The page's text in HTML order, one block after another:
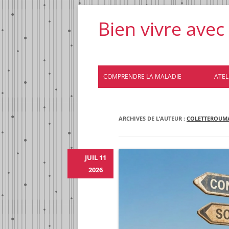
Bien vivre
COMPRENDRE LA MALADIE
ARCHIVES DE L’AUTEUR :
JUIL 11
2026